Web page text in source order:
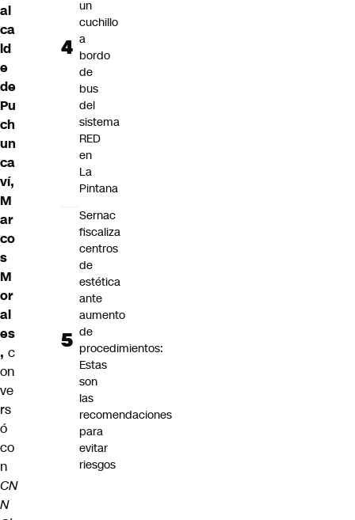
al
ca
ld
e
de
Pu
ch
un
ca
ví,
M
ar
co
s
M
or
al
es
, c
on
ve
rs
ó
co
n
CN
N
un
cuchillo
a
bordo
de
bus
del
sistema
RED
en
La
Pintana
Sernac
fiscaliza
centros
de
estética
ante
aumento
de
procedimientos:
Estas
son
las
recomendaciones
para
evitar
riesgos